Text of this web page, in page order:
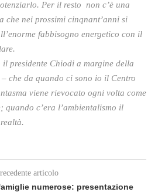
Per il resto non c’è una
che nei prossimi cinqnant’anni si
fabbisogno energetico con il
presidente Chiodi a margine della
– che da quando ci sono io il Centro
viene rievocato ogni volta come
quando c’era l’ambientalismo il
articolo
numerose: presentazione